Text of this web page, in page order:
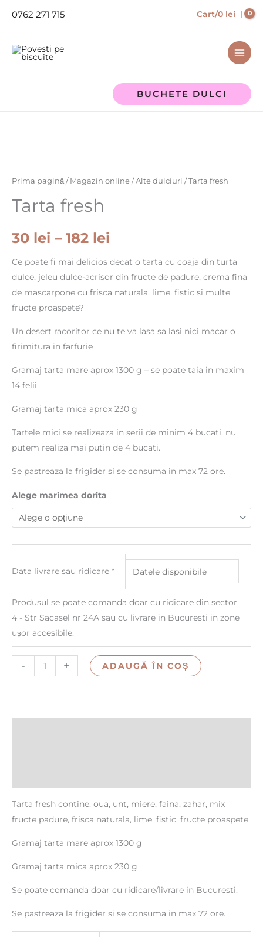
0762 271 715 Cart/0 lei
BUCHETE DULCI
Prima pagină / Magazin online /Alte dulciuri / Tarta fresh
Tarta fresh
30 lei – 182 lei
prețuri:
182 lei
Ce poate fi mai delicios decat o tarta cu coaja din turta
dulce, jeleu dulce-acrisor din fructe de padure, crema fina
de mascarpone cu frisca naturala, lime, fistic si multe
fructe proaspete?
Un desert racoritor ce nu te va lasa sa lasi nici macar o
firimitura in farfurie
Gramaj tarta mare aprox 1300 g – se poate taia in maxim
14 felii
Gramaj tarta mica aprox 230 g
Tartele mici se realizeaza in serii de minim 4 bucati, nu
putem realiza mai putin de 4 bucati.
Se pastreaza la frigider si se consuma in max 72 ore.
Alege marimea dorita
Data livrare sau ridicare *
Produsul se poate comanda doar cu ridicare din sector
4 - Str Sacasel nr 24A sau cu livrare in Bucuresti in zone
ușor accesibile.
- + ADAUGĂ ÎN COȘ
Tarta fresh contine: oua, unt, miere, faina, zahar, mix
fructe padure, frisca naturala, lime, fistic, fructe proaspete
Gramaj tarta mare aprox 1300 g
Gramaj tarta mica aprox 230 g
Se poate comanda doar cu ridicare/livrare in Bucuresti.
Se pastreaza la frigider si se consuma in max 72 ore.